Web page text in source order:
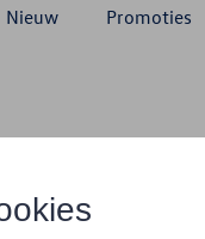
Nieuw Promoties